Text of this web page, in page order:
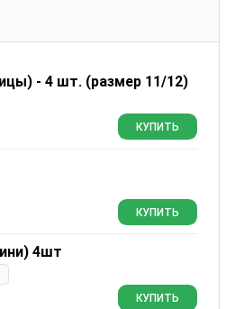
- 4 шт. (размер 11/12)
КУПИТЬ
КУПИТЬ
4шт
КУПИТЬ